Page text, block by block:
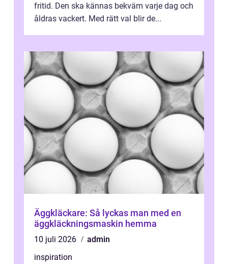
fritid. Den ska kännas bekväm varje dag och
åldras vackert. Med rätt val blir de...
Äggkläckare: Så lyckas man med en
äggkläckningsmaskin hemma
10 juli 2026
admin
inspiration